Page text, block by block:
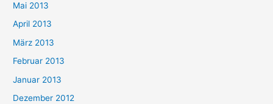
Mai 2013
April 2013
März 2013
Februar 2013
Januar 2013
Dezember 2012